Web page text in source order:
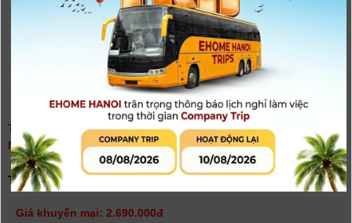
THẺ NHỚ SDXC SONY TOUGH 128GB 277MB/150MB/S (SF-
M128T)
người đánh giá)
Tình trạng:
Giá khuyến mại: 2.690.000đ